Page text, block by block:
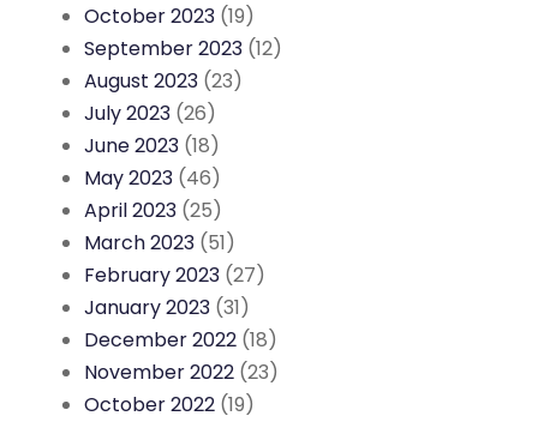
October 2023 (19)
September 2023 (12)
August 2023 (23)
July 2023 (26)
June 2023 (18)
May 2023 (46)
April 2023 (25)
March 2023 (51)
February 2023 (27)
January 2023 (31)
December 2022 (18)
November 2022 (23)
October 2022 (19)